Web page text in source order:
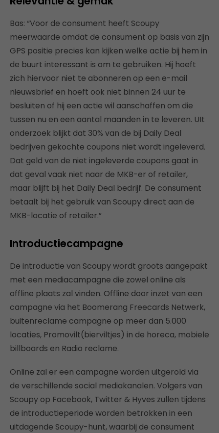
Bas: “Voor de consument heeft Scoupy
meerwaarde omdat de consument op basis van zijn
GPS positie precies kan kijken welke actie bij hem in
de buurt interessant is om te gebruiken. Hij hoeft
zich hiervoor niet te abonneren op een e-mail
nieuwsbrief en hoeft ook niet binnen 24 uur te
besluiten of hij een actie wil aanschaffen om die
tussen nu en een aantal maanden in te leveren. UIt
onderzoek blijkt dat 30% van de bij Daily Deal
bedrijven gekochte coupons niet wordt ingeleverd.
Dat geld van de niet ingeleverde coupons gaat in
dat geval vaak niet naar de MKB-er of retailer,
maar blijft bij het Daily Deal bedrijf. De consument
betaalt bij het gebruik van Scoupy direct aan de
MKB-locatie of retailer.”
Introductiecampagne
De introductie van Scoupy wordt groots aangepakt
met een mediacampagne die zowel online als
offline plaats zal vinden. Offline door inzet van een
campagne via het Boomerang Freecards Netwerk,
buitenreclame campagne op meer dan 5.000
locaties, Promovilt(bierviltjes) in de horeca, mobiele
billboards en Radio reclame.
Online zal er een campagne worden uitgerold via
de verschillende social mediakanalen. Volgers van
Scoupy op Facebook, Twitter & Hyves zullen tijdens
de introductieperiode worden betrokken in een
uitdagende Scoupy-hunt, waarbij de consument